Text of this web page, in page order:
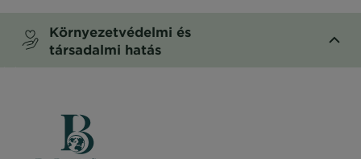
Környezetvédelmi és
társadalmi hatás